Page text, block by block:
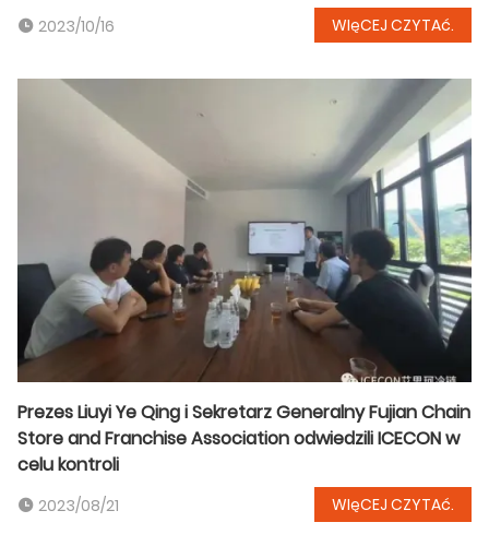
2023/10/16 WIęCEJ CZYTAć.
Prezes Liuyi Ye Qing i Sekretarz Generalny Fujian Chain
Store and Franchise Association odwiedzili ICECON w
celu kontroli
2023/08/21 WIęCEJ CZYTAć.